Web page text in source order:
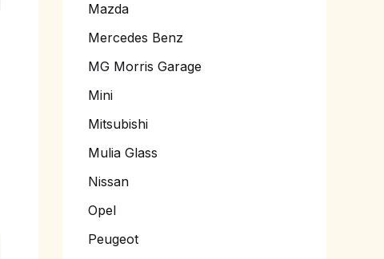
Mazda
Mercedes Benz
MG Morris Garage
Mini
Mitsubishi
Mulia Glass
Nissan
Opel
Peugeot